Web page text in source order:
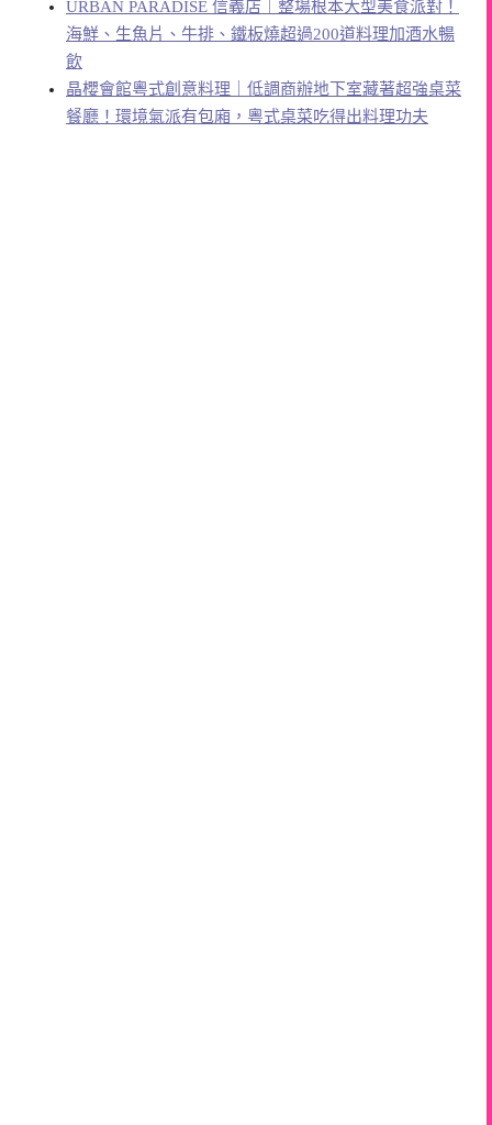
URBAN PARADISE 信義店｜整場根本大型美食派對！
海鮮、生魚片、牛排、鐵板燒超過200道料理加酒水暢
飲
晶櫻會館粵式創意料理｜低調商辦地下室藏著超強桌菜
餐廳！環境氣派有包廂，粵式桌菜吃得出料理功夫